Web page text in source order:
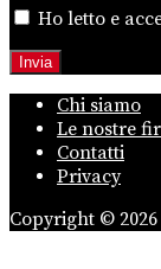
Ho letto e
Chi siamo
Le nostre
Contatti
Privacy
Copyright © 2026